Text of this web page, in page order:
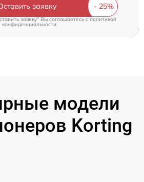
заявку
заявку" Вы соглашаетесь cполитикой
конфиденциальности
модели
Korting